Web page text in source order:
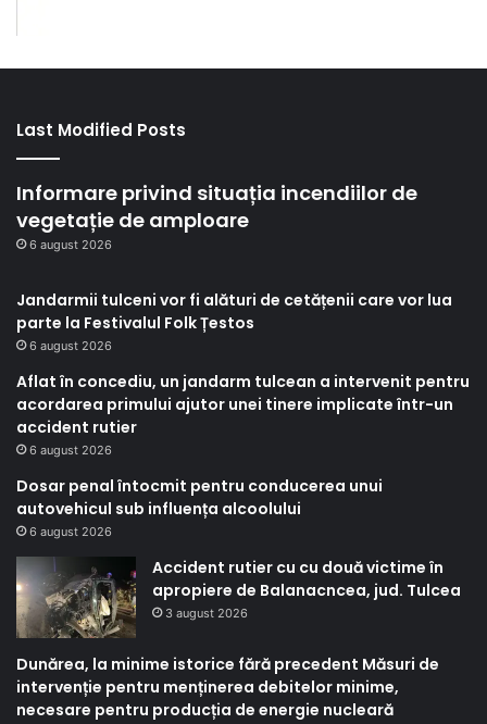
Last Modified Posts
Informare privind situația incendiilor de
vegetație de amploare
6 august 2026
Jandarmii tulceni vor fi alături de cetățenii care vor lua
parte la Festivalul Folk Țestos
6 august 2026
Aflat în concediu, un jandarm tulcean a intervenit pentru
acordarea primului ajutor unei tinere implicate într-un
accident rutier
6 august 2026
Dosar penal întocmit pentru conducerea unui
autovehicul sub influența alcoolului
6 august 2026
Accident rutier cu cu două victime în
apropiere de Balanacncea, jud. Tulcea
3 august 2026
Dunărea, la minime istorice fără precedent Măsuri de
intervenție pentru menținerea debitelor minime,
necesare pentru producția de energie nucleară